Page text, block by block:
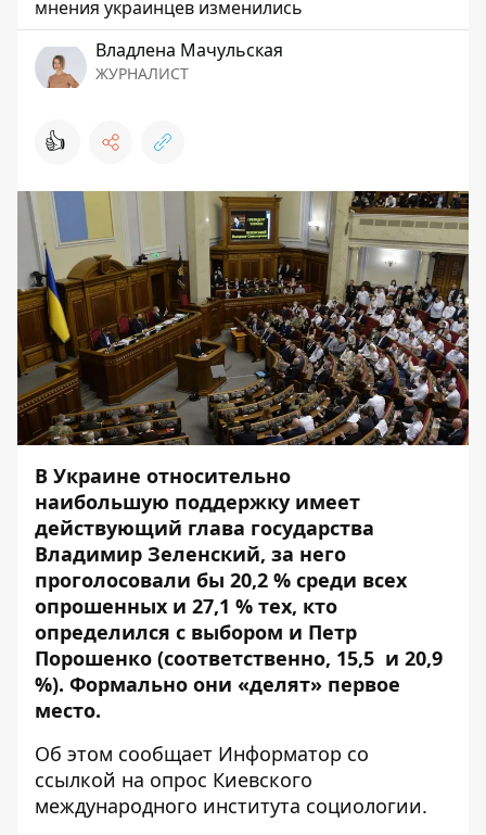
мнения украинцев изменились
Владлена Мачульская
ЖУРНАЛИСТ
👍
В Украине относительно
наибольшую поддержку имеет
действующий глава государства
Владимир Зеленский, за него
проголосовали бы 20,2 % среди всех
опрошенных и 27,1 % тех, кто
определился с выбором и Петр
Порошенко (соответственно, 15,5 и 20,9
%). Формально они «делят» первое
место.
Об этом сообщает Информатор со
ссылкой на опрос Киевского
международного института социологии.